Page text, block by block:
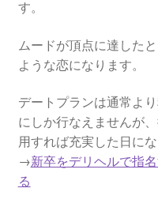
す。
ムードが頂点に達した
ような恋になります。
デートプランは通常よ
にしか行なえませんが
用すれば充実した日にな
→新卒をデリヘルで指
る